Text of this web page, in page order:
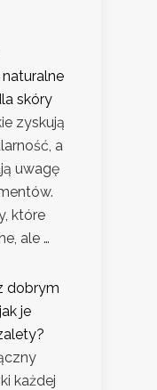
skóry
zyskują
a
uwagę
które
ale …
dobrym
je
każdej